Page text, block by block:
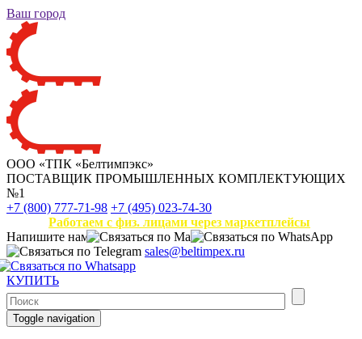
Ваш город
ООО «ТПК «Белтимпэкс»
ПОСТАВЩИК ПРОМЫШЛЕННЫХ КОМПЛЕКТУЮЩИХ
№1
+7 (800) 777-71-98 +7 (495) 023-74-30
Работаем с физ. лицами через маркетплейсы
Напишите нам
sales@beltimpex.ru
КУПИТЬ
Toggle navigation